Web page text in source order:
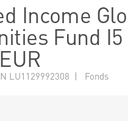
Income
Fund I5
LU1129992308 | Fonds